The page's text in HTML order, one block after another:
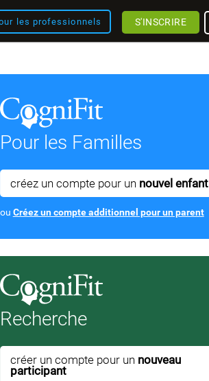
les professionnels S'INSCRIRE
Pour les Familles
créez un compte pour un nouvel enfant
ou Créez un compte additionnel pour un parent
Recherche
créer un compte pour un nouveau
participant